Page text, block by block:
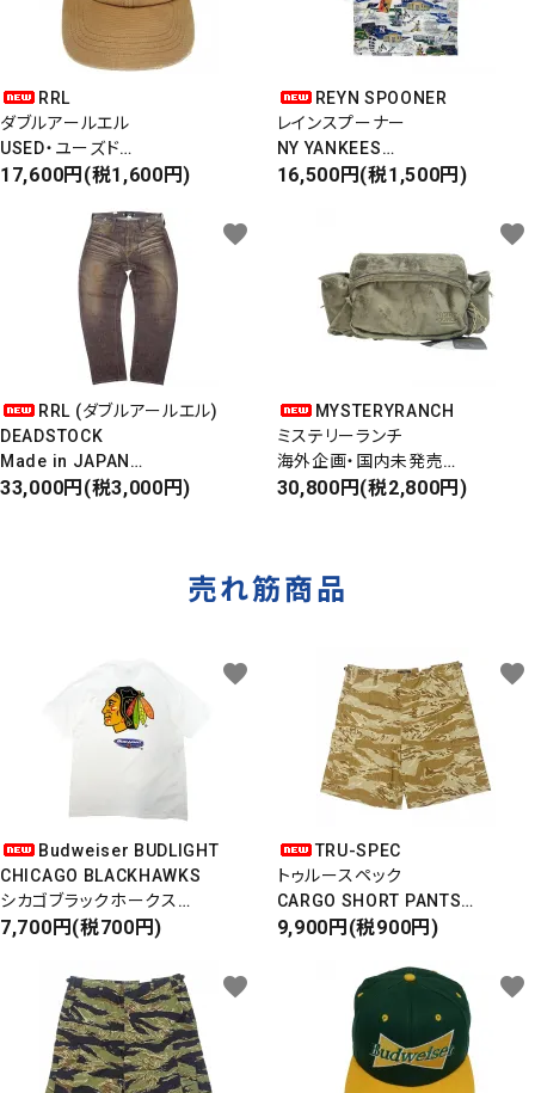
RRL
ダブルアールエル
USED・ユーズド
6PANEL CAP
17,600円(税1,600円)
REYN SPOONER
レインスプーナー
NY YANKEES
ニューヨークヤンキース
16,500円(税1,500円)
RRL (ダブルアールエル)
DEADSTOCK
Made in JAPAN
DAMAGE DENIM PANTS
33,000円(税3,000円)
favorite
MYSTERYRANCH
ミステリーランチ
海外企画・国内未発売
WAIST BAG
30,800円(税2,800円)
favorite
売れ筋商品
Budweiser BUDLIGHT
CHICAGO BLACKHAWKS
シカゴブラックホークス
半袖Tシャツ
7,700円(税700円)
favorite
TRU-SPEC
トゥルースペック
CARGO SHORT PANTS
カーゴショートパンツ
タイガーカモ
9,900円(税900円)
favorite
favorite favorite